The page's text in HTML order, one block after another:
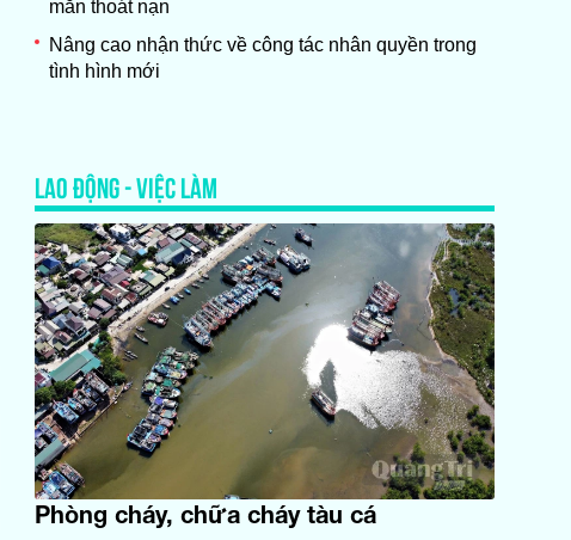
mắn thoát nạn
Nâng cao nhận thức về công tác nhân quyền trong
tình hình mới
LAO ĐỘNG - VIỆC LÀM
Phòng cháy, chữa cháy tàu cá